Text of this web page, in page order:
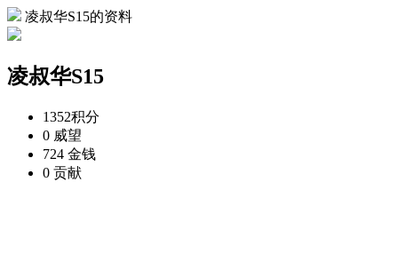
凌叔华S15的资料
凌叔华S15
1352积分
0 威望
724 金钱
0 贡献